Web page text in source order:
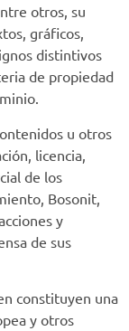
otros, su
gráficos,
distintivos
de propiedad
u otros
licencia,
de los
Bosonit,
y
de sus
constituyen una
y otros